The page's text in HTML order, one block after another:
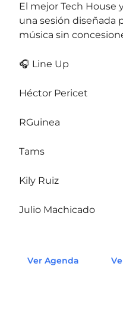
El mejor Tech House
una sesión diseñada
música sin
🎧 Line Up
Héctor Pericet
RGuinea
Tams
Kily Ruiz
Julio Machicado
Ver Agenda